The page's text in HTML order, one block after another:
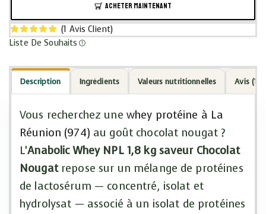
ACHETER MAINTENANT
(1 Avis Client)
Liste De Souhaits
Description Ingrédients Valeurs nutritionnelles Avis (1)
Vous recherchez une whey protéine à La
Réunion (974) au goût chocolat nougat ?
L’Anabolic Whey NPL 1,8 kg saveur Chocolat
Nougatrepose sur un mélange de protéines
de lactosérum — concentré, isolat et
hydrolysat — associé à un isolat de protéines